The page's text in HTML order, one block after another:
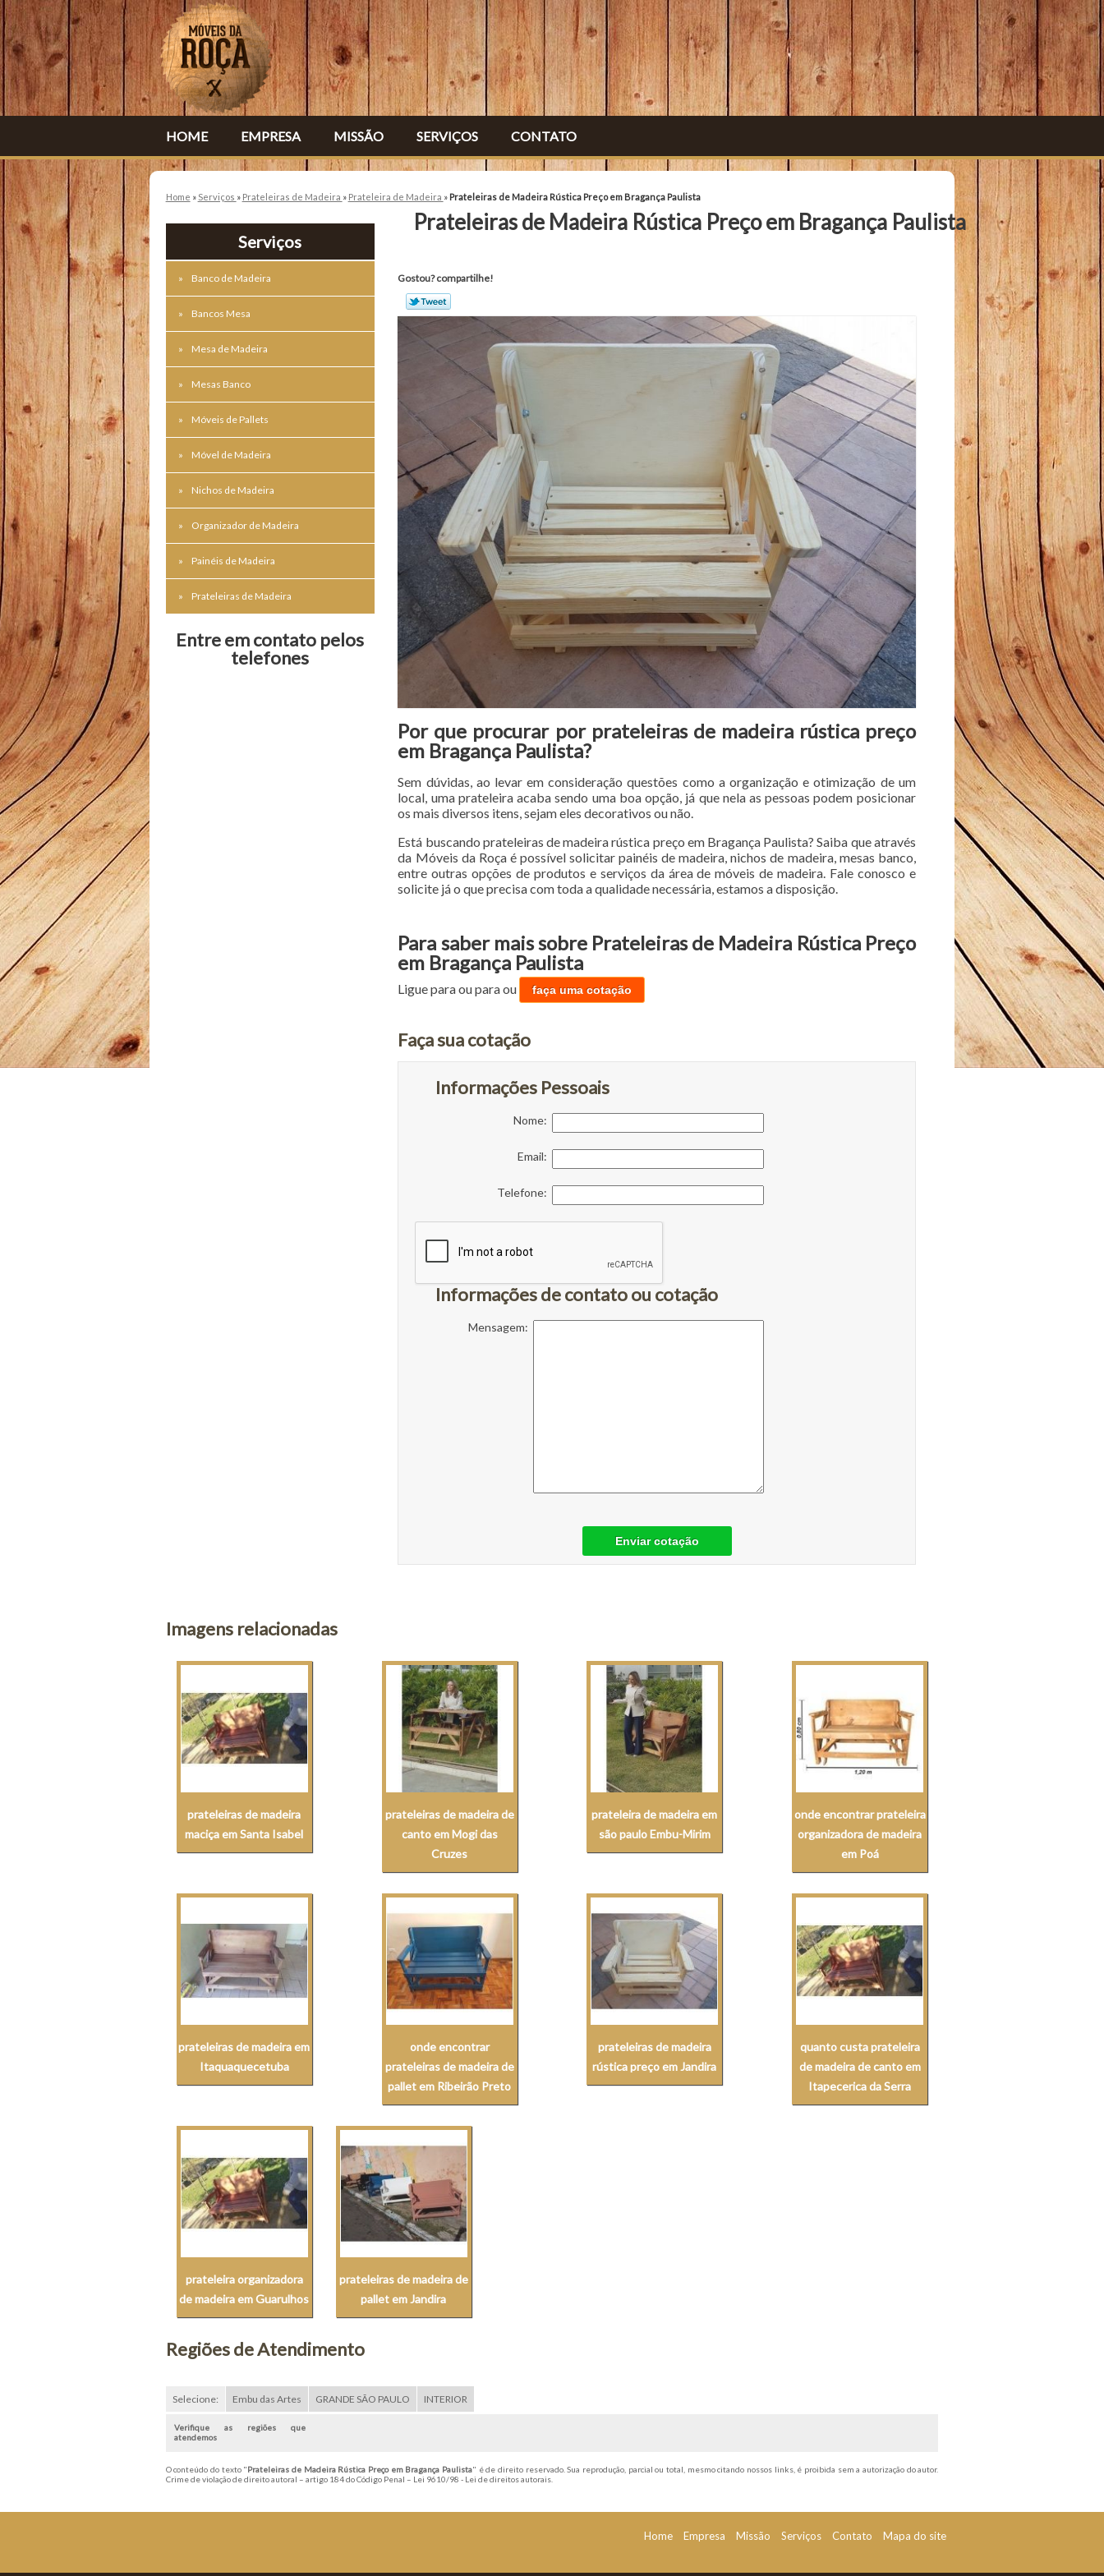
HOME EMPRESA MISSÃO SERVIÇOS CONTATO
Home » Serviços » Prateleiras de Madeira » Prateleira de Madeira » Prateleiras de Madeira Rústica Preço em Bragança Paulista
Serviços
Banco de Madeira
Bancos Mesa
Mesa de Madeira
Mesas Banco
Móveis de Pallets
Móvel de Madeira
Nichos de Madeira
Organizador de Madeira
Painéis de Madeira
Prateleiras de Madeira
Entre em contato pelos
telefones
Prateleiras de Madeira Rústica Preço em Bragança Paulista
Gostou? compartilhe!
Por que procurar por prateleiras de madeira rústica preço
em Bragança Paulista?
Sem dúvidas, ao levar em consideração questões como a organização e otimização de um
local, uma prateleira acaba sendo uma boa opção, já que nela as pessoas podem posicionar
os mais diversos itens, sejam eles decorativos ou não.
Está buscando prateleiras de madeira rústica preço em Bragança Paulista? Saiba que através
da Móveis da Roça é possível solicitar painéis de madeira, nichos de madeira, mesas banco,
entre outras opções de produtos e serviços da área de móveis de madeira. Fale conosco e
solicite já o que precisa com toda a qualidade necessária, estamos a disposição.
Para saber mais sobre Prateleiras de Madeira Rústica Preço
em Bragança Paulista
Ligue paraou paraou faça uma cotação
Faça sua cotação
Informações Pessoais
Nome:
Email:
Telefone:
Informações de contato ou cotação
Mensagem:
Enviar cotação
Imagens relacionadas
prateleiras de madeira
maciça em Santa Isabel
prateleiras de madeira de
canto em Mogi das
Cruzes
prateleira de madeira em
são paulo Embu-Mirim
onde encontrar prateleira
organizadora de madeira
em Poá
prateleiras de madeira em
Itaquaquecetuba
onde encontrar
prateleiras de madeira de
pallet em Ribeirão Preto
prateleiras de madeira
rústica preço em Jandira
quanto custa prateleira
de madeira de canto em
Itapecerica da Serra
prateleira organizadora
de madeira em Guarulhos
prateleiras de madeira de
pallet em Jandira
Regiões de Atendimento
Selecione: Embu das Artes GRANDE SÃO PAULO INTERIOR
Verifique as regiões que
atendemos
O conteúdo do texto "Prateleiras de Madeira Rústica Preço em Bragança Paulista" é de direito reservado. Sua reprodução, parcial ou total, mesmo citando nossos links, é proibida sem a autorização do autor.
Crime de violação de direito autoral – artigo 184 do Código Penal – Lei 9610/98 - Lei de direitos autorais.
Home Empresa Missão Serviços Contato Mapa do site